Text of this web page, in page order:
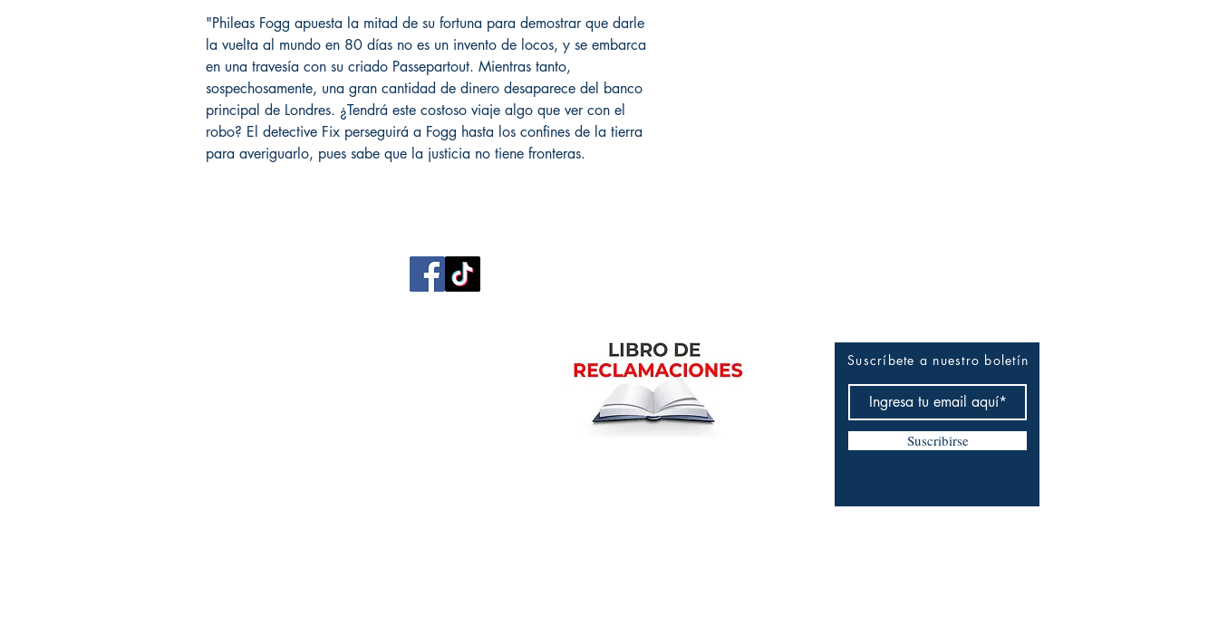
"Phileas Fogg apuesta la mitad de su fortuna para demostrar que darle
la vuelta al mundo en 80 días no es un invento de locos, y se embarca
en una travesía con su criado Passepartout. Mientras tanto,
sospechosamente, una gran cantidad de dinero desaparece del banco
principal de Londres. ¿Tendrá este costoso viaje algo que ver con el
robo? El detective Fix perseguirá a Fogg hasta los confines de la tierra
para averiguarlo, pues sabe que la justicia no tiene fronteras.
Suscríbete a nuestro boletín
Suscribirse